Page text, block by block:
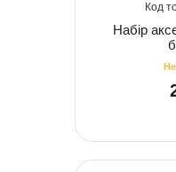
Набір